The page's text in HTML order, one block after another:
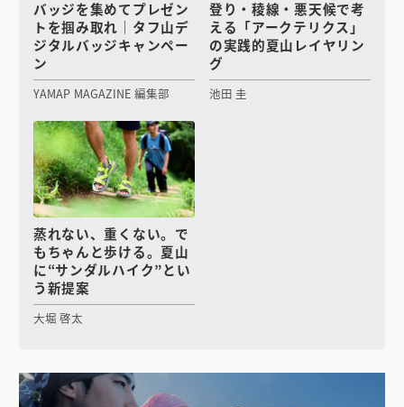
バッジを集めてプレゼン
トを掴み取れ｜タフ山デ
ジタルバッジキャンペー
ン
YAMAP MAGAZINE 編集部
登り・稜線・悪天候で考
える「アークテリクス」
の実践的夏山レイヤリン
グ
池田 圭
蒸れない、重くない。で
もちゃんと歩ける。夏山
に“サンダルハイク”とい
う新提案
大堀 啓太